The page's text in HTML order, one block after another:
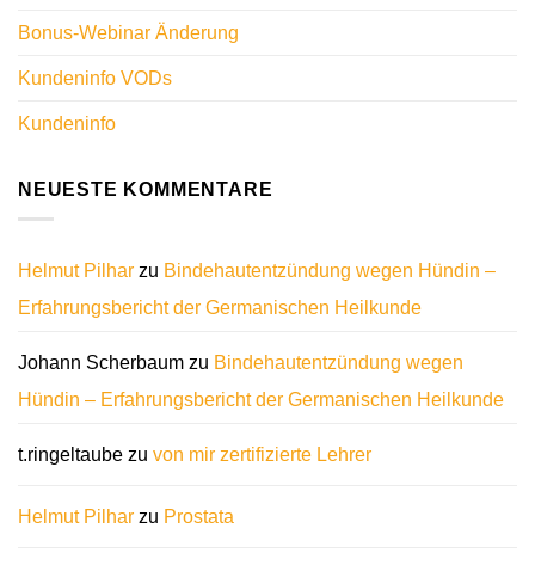
Bonus-Webinar Änderung
Kundeninfo VODs
Kundeninfo
NEUESTE KOMMENTARE
Helmut Pilhar zu Bindehautentzündung wegen Hündin –
Erfahrungsbericht der Germanischen Heilkunde
Johann Scherbaum zu Bindehautentzündung wegen
Hündin – Erfahrungsbericht der Germanischen Heilkunde
t.ringeltaube zu von mir zertifizierte Lehrer
Helmut Pilhar zu Prostata